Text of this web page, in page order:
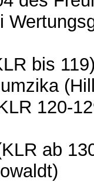
bis
120-
ab